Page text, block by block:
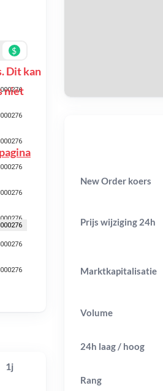
$
Dit kan
niet
1j
New Order koers
Prijs wijziging 24h
Marktkapitalisatie
Volume
24h laag / hoog
Rang